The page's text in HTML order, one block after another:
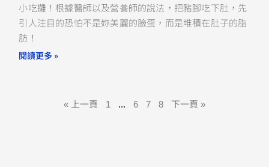
小吃攤！根據醫師以及營養師的說法，把豬腳吃下肚，先
引人注目的恐怕不是妳美麗的臉蛋，而是堆積在肚子的脂
肪！
閱讀更多 »
« 上一頁 1 ... 6 7 8 下一頁 »